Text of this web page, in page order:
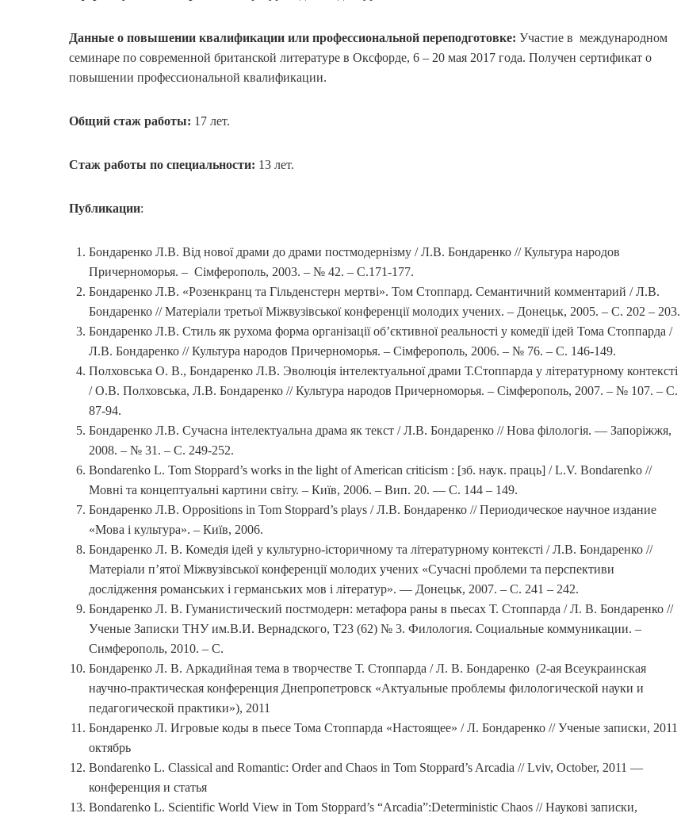
Данные о повышении квалификации или профессиональной переподготовке: Участие в международном
семинаре по современной британской литературе в Оксфорде, 6 – 20 мая 2017 года. Получен сертификат о
повышении профессиональной квалификации.
Общий стаж работы: 17 лет.
Стаж работы по специальности: 13 лет.
Публикации:
Бондаренко Л.В. Від нової драми до драми постмодернізму / Л.В. Бондаренко // Культура народов
Причерноморья. – Сімферополь, 2003. – № 42. – С.171-177.
Бондаренко Л.В. «Розенкранц та Гільденстерн мертві». Том Стоппард. Семантичний комментарий / Л.В.
Бондаренко // Матеріали третьої Міжвузівської конференції молодих учених. – Донецьк, 2005. – С. 202 – 203.
Бондаренко Л.В. Стиль як рухома форма організації об’єктивної реальності у комедії ідей Тома Стоппарда /
Л.В. Бондаренко // Культура народов Причерноморья. – Сімферополь, 2006. – № 76. – С. 146-149.
Полховська О. В., Бондаренко Л.В. Эволюція інтелектуальної драми Т.Стоппарда у літературному контексті
/ О.В. Полховська, Л.В. Бондаренко // Культура народов Причерноморья. – Сімферополь, 2007. – № 107. – С.
87-94.
Бондаренко Л.В. Сучасна інтелектуальна драма як текст / Л.В. Бондаренко // Нова філологія. — Запоріжжя,
2008. – № 31. – С. 249-252.
Bondarenko L. Tom Stoppard’s works in the light of American criticism : [зб. наук. праць] / L.V. Bondarenko //
Мовні та концептуальні картини світу. – Київ, 2006. – Вип. 20. — С. 144 – 149.
Бондаренко Л.В. Оppositions in Tom Stoppard’s plays / Л.В. Бондаренко // Периодическое научное издание
«Мова i культура». – Київ, 2006.
Бондаренко Л. В. Комедія ідей у культурно-історичному та літературному контексті / Л.В. Бондаренко //
Матеріали п’ятої Міжвузівської конференції молодих учених «Сучасні проблеми та перспективи
дослідження романських і германських мов і літератур». — Донецьк, 2007. – С. 241 – 242.
Бондаренко Л. В. Гуманистический постмодерн: метафора раны в пьесах Т. Стоппарда / Л. В. Бондаренко //
Ученые Записки ТНУ им.В.И. Вернадского, Т23 (62) № 3. Филология. Социальные коммуникации. –
Симферополь, 2010. – С.
Бондаренко Л. В. Аркадийная тема в творчестве Т. Стоппарда / Л. В. Бондаренко (2-ая Всеукраинская
научно-практическая конференция Днепропетровск «Актуальные проблемы филологической науки и
педагогической практики»), 2011
Бондаренко Л. Игровые коды в пьесе Тома Стоппарда «Настоящее» / Л. Бондаренко // Ученые записки, 2011
октябрь
Bondarenko L. Classical and Romantic: Order and Chaos in Tom Stoppard’s Arcadia // Lviv, October, 2011 —
конференция и статья
Bondarenko L. Scientific World View in Tom Stoppard’s “Arcadia”:Deterministic Chaos // Наукові записки,